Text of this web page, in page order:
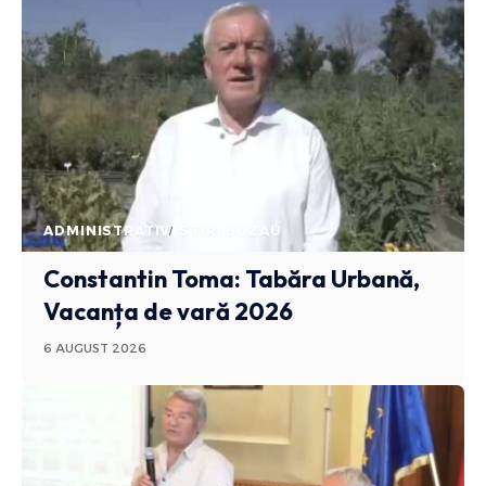
ADMINISTRATIV STIRI BUZAU
Constantin Toma: Tabăra Urbană,
Vacanța de vară 2026
6 AUGUST 2026